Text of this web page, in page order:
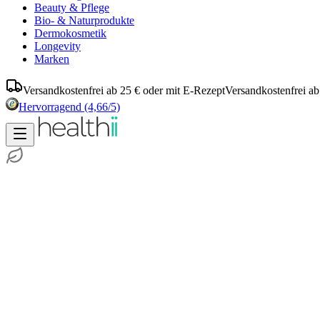
Beauty & Pflege
Bio- & Naturprodukte
Dermokosmetik
Longevity
Marken
Versandkostenfrei ab 25 € oder mit E-RezeptVersandkostenfrei
Hervorragend (4,66/5)